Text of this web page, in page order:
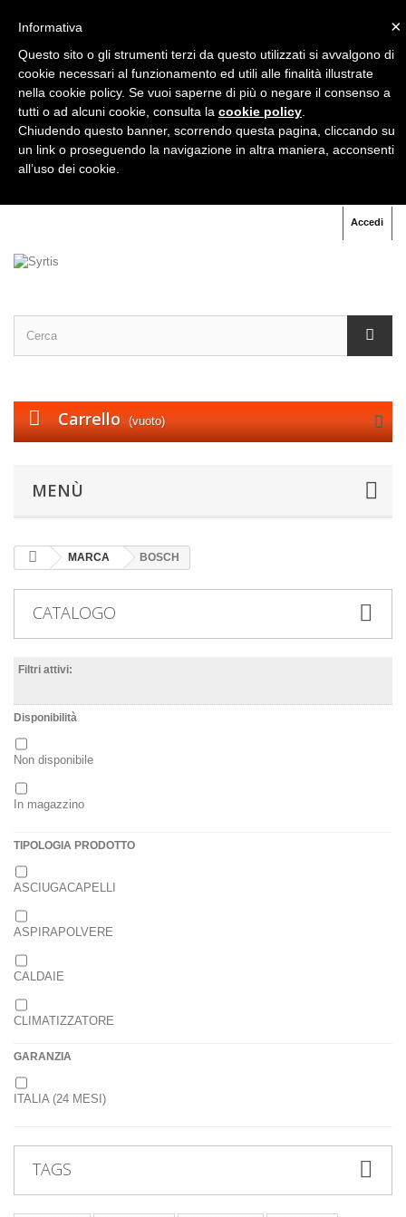
+3906 91 60 70 07
Accedi
Carrello (vuoto)
MENÙ
MARCA BOSCH
CATALOGO
Filtri attivi:
Disponibilità
Non disponibile
In magazzino
TIPOLOGIA PRODOTTO
ASCIUGACAPELLI
ASPIRAPOLVERE
CALDAIE
CLIMATIZZATORE
LAVATRICI
GARANZIA
ITALIA (24 MESI)
TAGS
×
Informativa
Questo sito o gli strumenti terzi da questo utilizzati si avvalgono di
cookie necessari al funzionamento ed utili alle finalità illustrate
nella cookie policy. Se vuoi saperne di più o negare il consenso a
tutti o ad alcuni cookie, consulta la cookie policy
Chiudendo questo banner, scorrendo questa pagina, cliccando su
un link o proseguendo la navigazione in altra maniera, acconsenti
all’uso dei cookie.